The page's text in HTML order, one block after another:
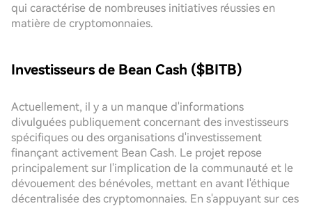
qui caractérise de nombreuses initiatives réussies en
matière de cryptomonnaies.
Investisseurs de Bean Cash ($BITB)
Actuellement, il y a un manque d'informations
divulguées publiquement concernant des investisseurs
spécifiques ou des organisations d'investissement
finançant activement Bean Cash. Le projet repose
principalement sur l'implication de la communauté et le
dévouement des bénévoles, mettant en avant l'éthique
décentralisée des cryptomonnaies. En s'appuyant sur ces